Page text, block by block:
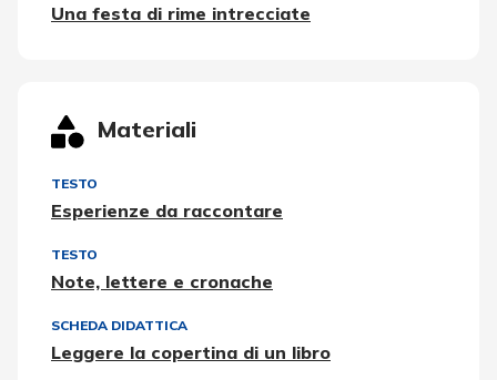
Una festa di rime intrecciate
Materiali
TESTO
Esperienze da raccontare
TESTO
Note, lettere e cronache
SCHEDA DIDATTICA
Leggere la copertina di un libro